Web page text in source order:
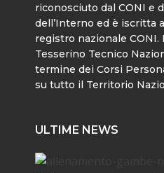
riconosciuto dal CONI e
dell’Interno ed è iscritta
registro nazionale CONI.
Tesserino Tecnico
termine dei Corsi
su tutto il Territorio
ULTIME NEWS